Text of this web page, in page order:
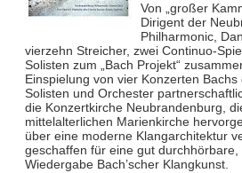
Von „großer
Dirigent der
Philharmonic,
vierzehn Streicher, zwei Continuo-
Solisten zum „Bach Projekt“
Einspielung von vier Konzerten Bachs
Solisten und Orchester
die Konzertkirche Neubrandenburg,
mittelalterlichen Marienkirche
über eine moderne Klangarchitektur
geschaffen für eine gut durchhörbare,
Wiedergabe Bach’scher Klangkunst.